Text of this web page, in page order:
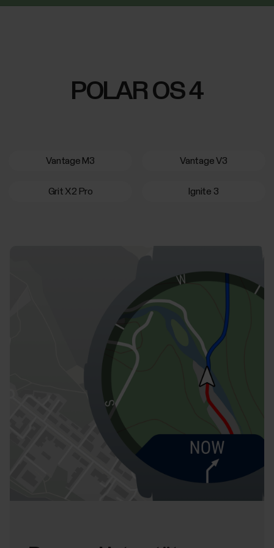
POLAR OS 4
Vantage M3 Vantage V3
Grit X2 Pro Ignite 3